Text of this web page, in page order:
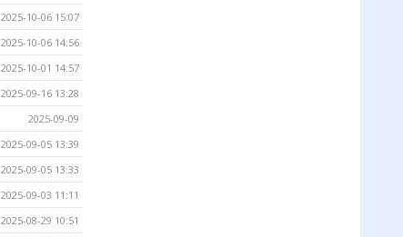
2025-10-06 15:07
2025-10-06 14:56
2025-10-01 14:57
2025-09-16 13:28
2025-09-09
2025-09-05 13:39
2025-09-05 13:33
2025-09-03 11:11
2025-08-29 10:51